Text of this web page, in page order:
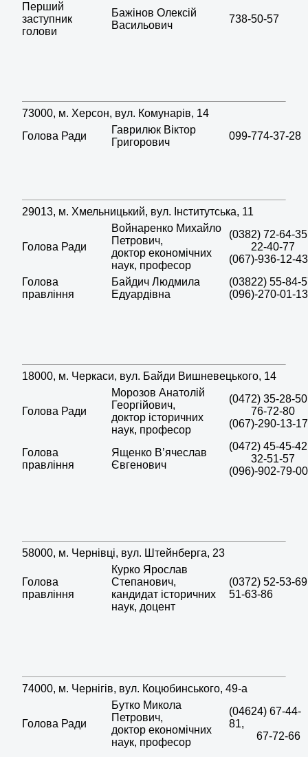
Перший
заступник
голови
Бажінов Олексій
Васильович
738-50-57
73000, м. Херсон, вул. Комунарів, 14
Голова Ради
Гаврилюк Віктор
Григорович
099-774-37-28
29013, м. Хмельницький, вул. Інститутська, 11
Голова Ради
Войнаренко Михайло
Петрович,
доктор економічних
наук, професор
(0382) 72-64-
22-40-77
(067)-936-12-43
Голова
правління
Байдич Людмила
Едуардівна
(03822) 55-84-
(096)-270-01-13
18000, м. Черкаси, вул. Байди Вишневецького, 14
Голова Ради
Морозов Анатолій
Георгійович,
доктор історичних
наук, професор
(0472) 35-28-
76-72-80
(067)-290-13-17
Голова
правління
Ященко В’ячеслав
Євгенович
(0472) 45-45-
32-51-57
(096)-902-79-00
58000, м. Чернівці, вул. Штейнберга, 23
Голова
правління
Курко Ярослав
Степанович,
кандидат історичних
наук, доцент
(0372) 52-53-
51-63-86
74000, м. Чернігів, вул. Коцюбинського, 49-а
Голова Ради
Бутко Микола
Петрович,
доктор економічних
наук, професор
(04624) 67-44-
81,
67-72-66